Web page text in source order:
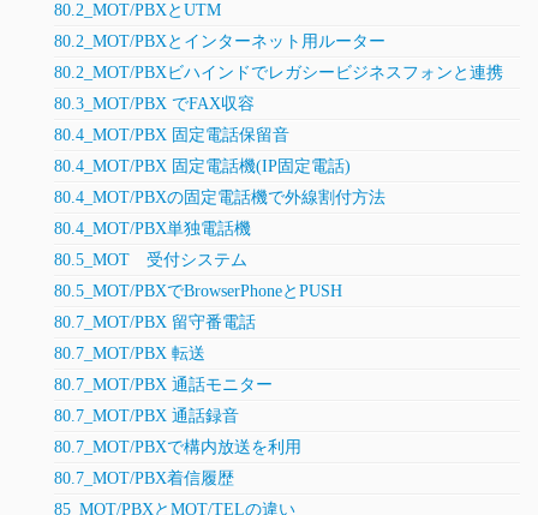
80.2_MOT/PBXとUTM
80.2_MOT/PBXとインターネット用ルーター
80.2_MOT/PBXビハインドでレガシービジネスフォンと連携
80.3_MOT/PBX でFAX収容
80.4_MOT/PBX 固定電話保留音
80.4_MOT/PBX 固定電話機(IP固定電話)
80.4_MOT/PBXの固定電話機で外線割付方法
80.4_MOT/PBX単独電話機
80.5_MOT 受付システム
80.5_MOT/PBXでBrowserPhoneとPUSH
80.7_MOT/PBX 留守番電話
80.7_MOT/PBX 転送
80.7_MOT/PBX 通話モニター
80.7_MOT/PBX 通話録音
80.7_MOT/PBXで構内放送を利用
80.7_MOT/PBX着信履歴
85_MOT/PBXとMOT/TELの違い